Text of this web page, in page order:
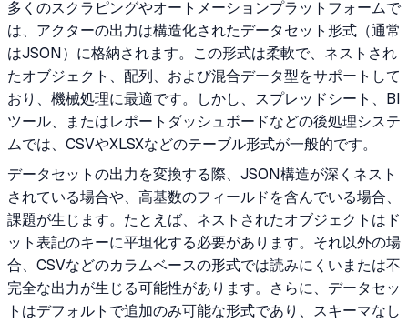
多くのスクラピングやオートメーションプラットフォームで
は、アクターの出力は構造化されたデータセット形式（通常
はJSON）に格納されます。この形式は柔軟で、ネストされ
たオブジェクト、配列、および混合データ型をサポートして
おり、機械処理に最適です。しかし、スプレッドシート、BI
ツール、またはレポートダッシュボードなどの後処理システ
ムでは、CSVやXLSXなどのテーブル形式が一般的です。
データセットの出力を変換する際、JSON構造が深くネスト
されている場合や、高基数のフィールドを含んでいる場合、
課題が生じます。たとえば、ネストされたオブジェクトはド
ット表記のキーに平坦化する必要があります。それ以外の場
合、CSVなどのカラムベースの形式では読みにくいまたは不
完全な出力が生じる可能性があります。さらに、データセッ
トはデフォルトで追加のみ可能な形式であり、スキーマなし